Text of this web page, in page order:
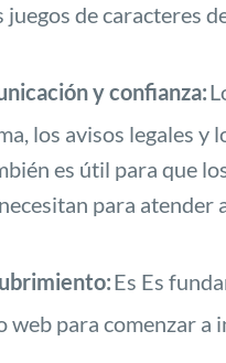
juegos de caracteres
y confianza:
los avisos legales y
es útil para que
para atender
Es Es
web para comenzar